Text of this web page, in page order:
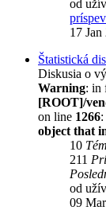
od
17
Štatistická
Diskusia o
Warning: in
[ROOT]/
on line 1266:
object that
10
211
od
09